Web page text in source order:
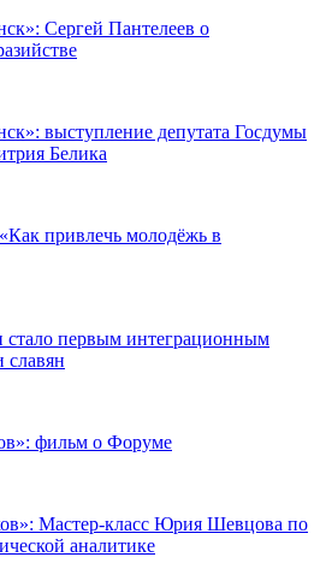
Сергей Пантелеев о
выступление депутата Госдумы
Белика
привлечь молодёжь в
первым интеграционным
славян
фильм о Форуме
Мастер-класс Юрия Шевцова по
аналитике